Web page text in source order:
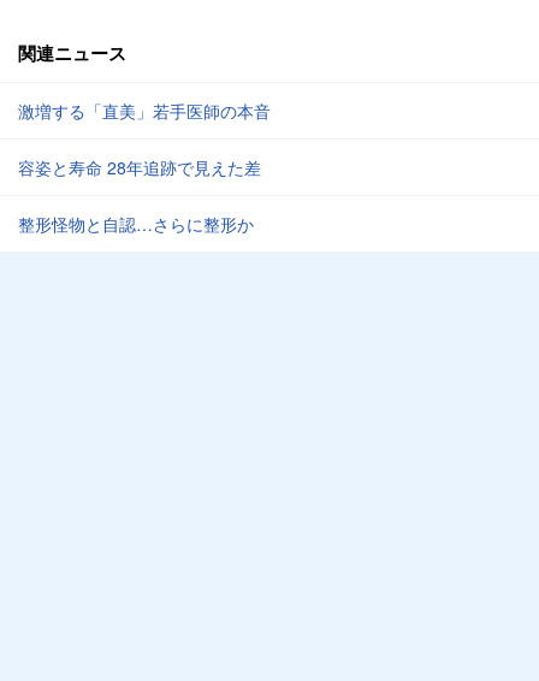
関連ニュース
激増する「直美」若手医師の本音
容姿と寿命 28年追跡で見えた差
整形怪物と自認…さらに整形か